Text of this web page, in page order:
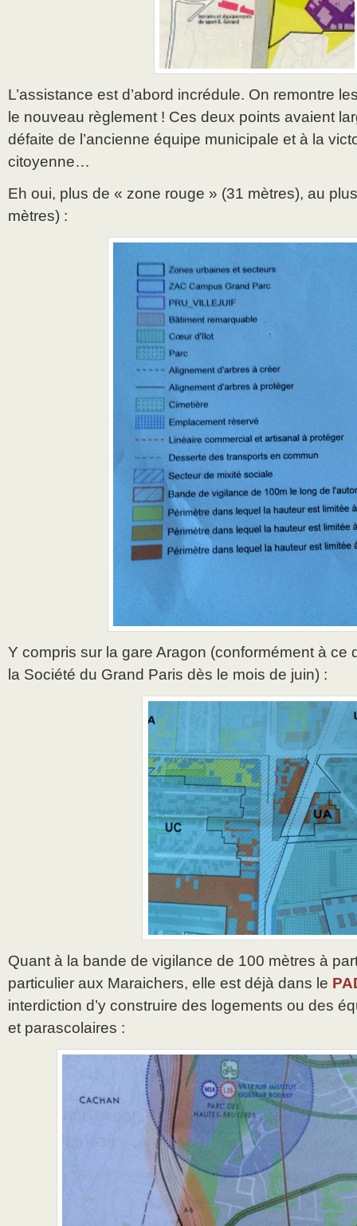
L’assistance est d’abord incrédule. On remontre
le nouveau règlement ! Ces deux points avaient
défaite de l’ancienne équipe municipale et à la
citoyenne…
Eh oui, plus de « zone rouge » (31 mètres), au
mètres) :
Y compris sur la gare Aragon (conformément à ce
la Société du Grand Paris dès le mois de juin) :
Quant à la bande de vigilance de 100 mètres à
particulier aux Maraichers, elle est déjà dans le
interdiction d’y construire des logements ou des
et parascolaires :